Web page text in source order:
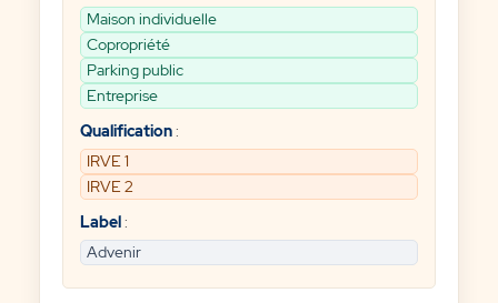
Maison individuelle
Copropriété
Parking public
Entreprise
Qualification:
IRVE 1
IRVE 2
Label:
Advenir